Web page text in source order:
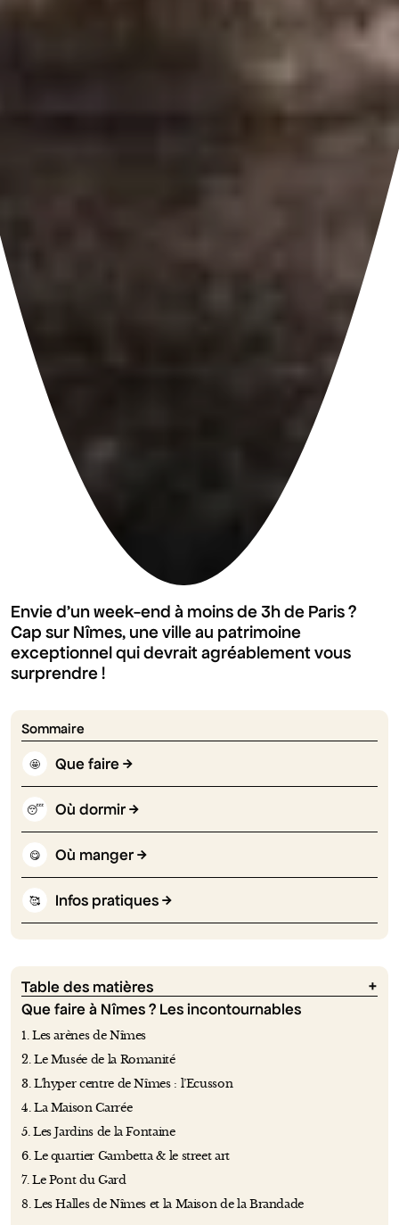
Envie d’un week-end à moins de 3h de Paris ?
Cap sur Nîmes, une ville au patrimoine
exceptionnel qui devrait agréablement vous
surprendre !
Sommaire
🤩 Que faire
😴 Où dormir
😋 Où manger
🥰 Infos pratiques
Table des matières
Que faire à Nîmes ? Les incontournables
1. Les arènes de Nîmes
2. Le Musée de la Romanité
3. L’hyper centre de Nîmes : l’Ecusson
4. La Maison Carrée
5. Les Jardins de la Fontaine
6. Le quartier Gambetta & le street art
7. Le Pont du Gard
8. Les Halles de Nîmes et la Maison de la Brandade